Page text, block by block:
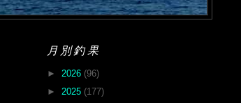
月別釣果
► 2026 (96)
► 2025 (177)